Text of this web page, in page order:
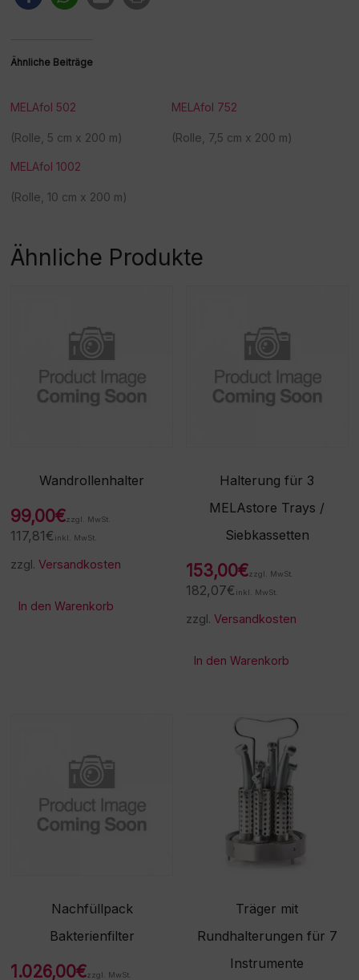
Ähnliche Beiträge
MELAfol 502
(Rolle, 5 cm x 200 m)
MELAfol 752
(Rolle, 7,5 cm x 200 m)
MELAfol 1002
(Rolle, 10 cm x 200 m)
Ähnliche Produkte
Wandrollenhalter
99,00€zzgl. MwSt.
117,81€ inkl. MwSt.
zzgl.Versandkosten
In den Warenkorb
Halterung für 3
MELAstore Trays /
Siebkassetten
153,00€zzgl. MwSt.
182,07€ inkl. MwSt.
zzgl.Versandkosten
In den Warenkorb
Nachfüllpack
Bakterienfilter
1.026,00€zzgl. MwSt.
Träger mit
Rundhalterungen für 7
Instrumente